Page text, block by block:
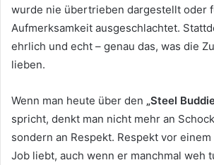
wurde nie übertrieben dargestellt oder
Aufmerksamkeit ausgeschlachtet.
ehrlich und echt – genau das, was die
lieben.
Wenn man heute über den „Steel
spricht, denkt man nicht mehr an
sondern an Respekt. Respekt vor
Job liebt, auch wenn er manchmal weh